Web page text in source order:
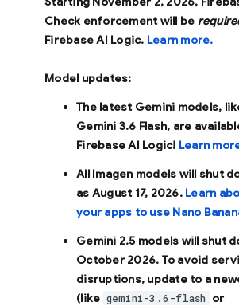
Check enforcement will be
Firebase AI Logic. Learn more.
Model updates:
The latest Gemini models,
Gemini 3.6 Flash, are
Firebase AI Logic! Learn
All Imagen models will shut
as August 17, 2026. Learn
your apps to use Nano
Gemini 2.5 models will shut
October 2026. To avoid
disruptions, update to a
(like gemini-3.6-flash or